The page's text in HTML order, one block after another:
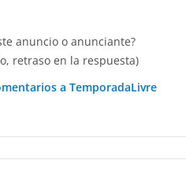
anuncio o anunciante?
retraso en la respuesta)
a TemporadaLivre